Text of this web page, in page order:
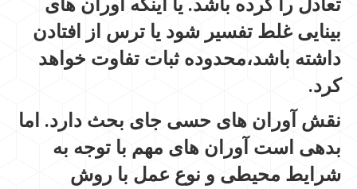
بینایی غلط تفسیر شود یا ترس از افتادن
داشته باشد،محدوده ثبات تفاوت خواهد
کرد.
نقش آوران های حسی جای بحث دارد. اما
بدهی است آوران های مهم با توجه به
شرایط محیطی و نوع عمل با روش